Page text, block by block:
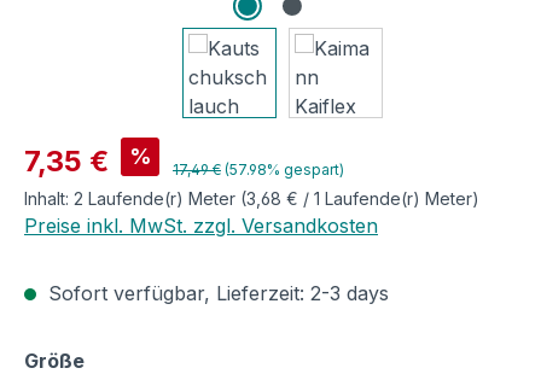
Verkaufspreis:
7,35 € % Regulärer Preis:
17,49 € (57.98% gespart)
Inhalt: 2 Laufende(r) Meter (3,68 € / 1 Laufende(r) Meter)
Preise inkl. MwSt. zzgl. Versandkosten
Sofort verfügbar, Lieferzeit: 2-3 days
Größeauswählen